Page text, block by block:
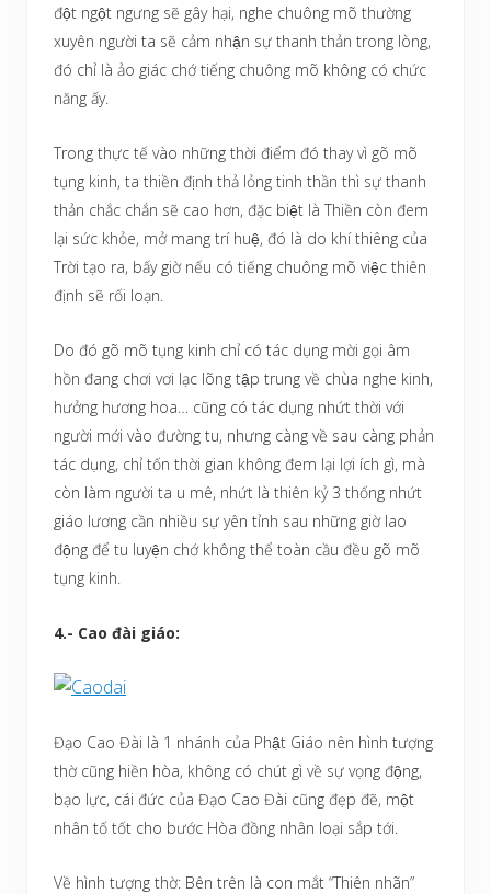
đột ngột ngưng sẽ gây hại, nghe chuông mõ thường
xuyên người ta sẽ cảm nhận sự thanh thản trong lòng,
đó chỉ là ảo giác chớ tiếng chuông mõ không có chức
năng ấy.
Trong thực tế vào những thời điểm đó thay vì gõ mõ
tụng kinh, ta thiền định thả lỏng tinh thần thì sự thanh
thản chắc chắn sẽ cao hơn, đặc biệt là Thiền còn đem
lại sức khỏe, mở mang trí huệ, đó là do khí thiêng của
Trời tạo ra, bấy giờ nếu có tiếng chuông mõ việc thiên
định sẽ rối loạn.
Do đó gõ mõ tụng kinh chỉ có tác dụng mời gọi âm
hồn đang chơi vơi lạc lõng tập trung về chùa nghe kinh,
hưởng hương hoa… cũng có tác dụng nhứt thời với
người mới vào đường tu, nhưng càng về sau càng phản
tác dụng, chỉ tốn thời gian không đem lại lợi ích gì, mà
còn làm người ta u mê, nhứt là thiên kỷ 3 thống nhứt
giáo lương cần nhiều sự yên tỉnh sau những giờ lao
động để tu luyện chớ không thể toàn cầu đều gõ mõ
tụng kinh.
4.- Cao đài giáo:
Đạo Cao Đài là 1 nhánh của Phật Giáo nên hình tượng
thờ cũng hiền hòa, không có chút gì về sự vọng động,
bạo lực, cái đức của Đạo Cao Đài cũng đẹp đẽ, một
nhân tố tốt cho bước Hòa đồng nhân loại sắp tới.
Về hình tượng thờ: Bên trên là con mắt “Thiên nhãn”